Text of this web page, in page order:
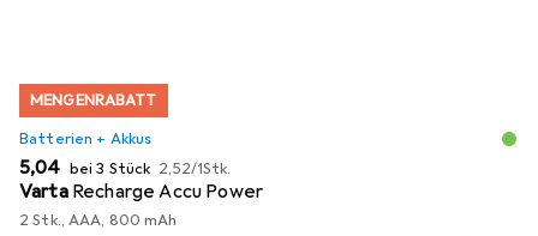
MENGENRABATT
Batterien + Akkus
EUR
5,04 bei 3 Stück EUR
2,52/1Stk.
Varta Recharge Accu Power
2 Stk., AAA, 800 mAh